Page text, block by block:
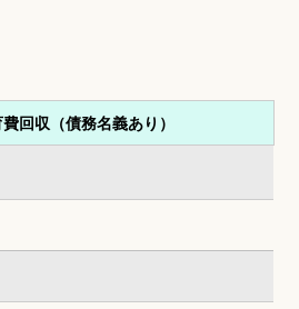
回収（債務名義あり）